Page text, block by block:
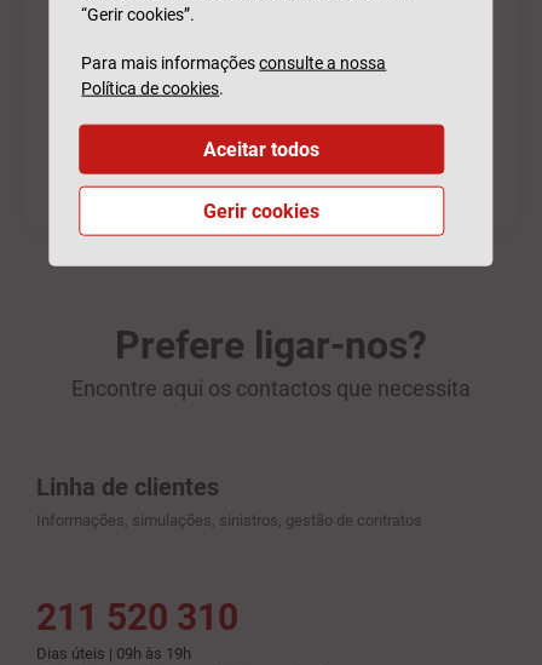
Prefere ligar-nos?
Encontre aqui os contactos que necessita
Linha de clientes
Informações, simulações, sinistros, gestão de contratos
211 520 310
Dias úteis | 09h às 19h
“Gerir cookies”.
Para mais informaçõesconsulte a nossa
Política de cookies.
Gerir cookies
Aceitar todos